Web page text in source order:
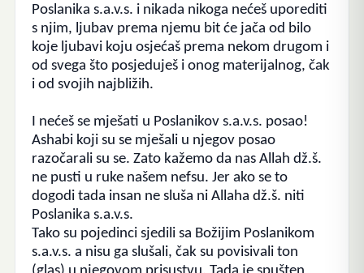
Poslanika s.a.v.s. i nikada nikoga nećeš uporediti
s njim, ljubav prema njemu bit će jača od bilo
koje ljubavi koju osjećaš prema nekom drugom i
od svega što posjeduješ i onog materijalnog, čak
i od svojih najbližih.
I nećeš se mješati u Poslanikov s.a.v.s. posao!
Ashabi koji su se mješali u njegov posao
razočarali su se. Zato kažemo da nas Allah dž.š.
ne pusti u ruke našem nefsu. Jer ako se to
dogodi tada insan ne sluša ni Allaha dž.š. niti
Poslanika s.a.v.s.
Tako su pojedinci sjedili sa Božijim Poslanikom
s.a.v.s. a nisu ga slušali, čak su povisivali ton